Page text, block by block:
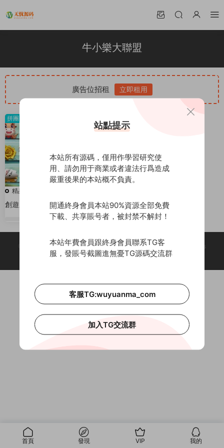
牛小樂大聯盟
廣告位招租 立即租用
精品源碼
創遊系列牛小樂大聯盟帶機器人
200
拼團
© 2018-2026 Theme by - 無憂源碼 & Wuyuanma.Com Theme. All rights
reserved
首頁 發現 VIP 我的
站點提示
本站所有源碼，僅用作學習研究使
用、請勿用于商業或者違法行爲造成
嚴重後果的本站概不負責。
開通終身會員本站90%資源全部免費
下載、共享賬号者，被封禁不解封！
本站年費會員跟終身會員聯系TG客
服，發賬号截圖進無憂TG源碼交流群
客服TG:wuyuanma_com
加入TG交流群